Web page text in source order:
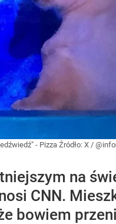
- Pizza Źródło: X /
na
CNN.
bowiem